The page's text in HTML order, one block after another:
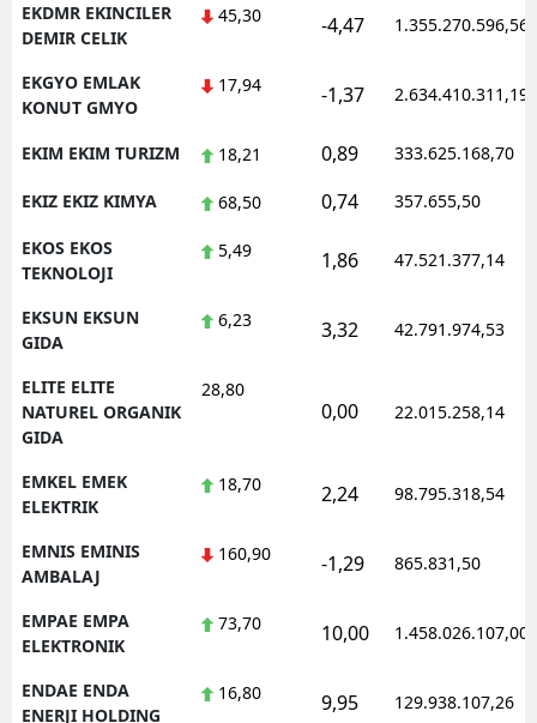
EKDMR EKINCILER
DEMIR CELIK
45,30 -4,47 1.355.270.596,56
EKGYO EMLAK
KONUT GMYO
17,94 -1,37 2.634.410.311,19
EKIM EKIM TURIZM 18,21 0,89 333.625.168,70
EKIZ EKIZ KIMYA 68,50 0,74 357.655,50
EKOS EKOS
TEKNOLOJI
5,49 1,86 47.521.377,14
EKSUN EKSUN
GIDA
6,23 3,32 42.791.974,53
ELITE ELITE
NATUREL ORGANIK
GIDA
28,80
0,00 22.015.258,14
EMKEL EMEK
ELEKTRIK
18,70 2,24 98.795.318,54
EMNIS EMINIS
AMBALAJ
160,90 -1,29 865.831,50
EMPAE EMPA
ELEKTRONIK
73,70 10,00 1.458.026.107,00
ENDAE ENDA
ENERJI HOLDING
16,80 9,95 129.938.107,26